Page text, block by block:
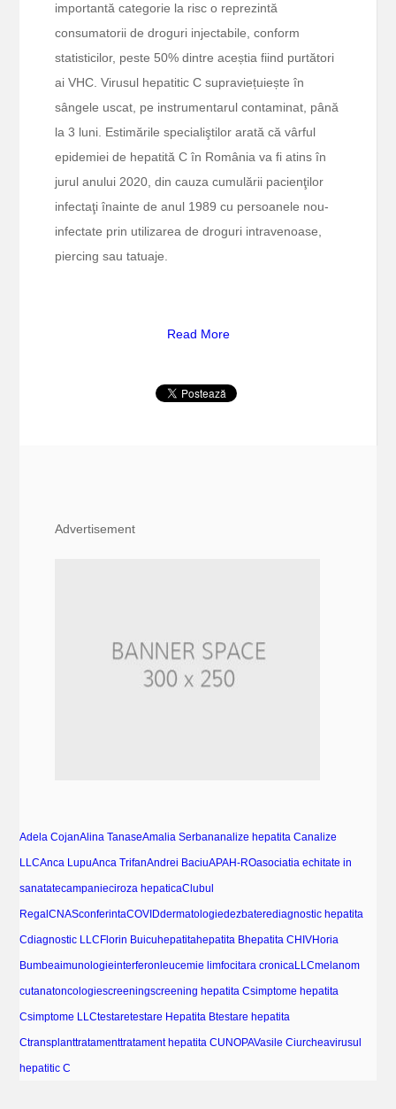
importantă categorie la risc o reprezintă
consumatorii de droguri injectabile, conform
statisticilor, peste 50% dintre aceștia fiind purtători
ai VHC. Virusul hepatitic C supraviețuiește în
sângele uscat, pe instrumentarul contaminat, până
la 3 luni. Estimările specialiştilor arată că vârful
epidemiei de hepatită C în România va fi atins în
jurul anului 2020, din cauza cumulării pacienţilor
infectaţi înainte de anul 1989 cu persoanele nou-
infectate prin utilizarea de droguri intravenoase,
piercing sau tatuaje.
Read More
Advertisement
Adela CojanAlina TanaseAmalia Serbananalize hepatita Canalize
LLCAnca LupuAnca TrifanAndrei BaciuAPAH-ROasociatia echitate in
sanatatecampanieciroza hepaticaClubul
RegalCNASconferintaCOVIDdermatologiedezbaterediagnostic hepatita
Cdiagnostic LLC Florin Buicuhepatitahepatita Bhepatita C HIVHoria
Bumbeaimunologieinterferon leucemie limfocitara cronicaLLCmelanom
cutanatoncologiescreeningscreening hepatita Csimptome hepatita
Csimptome LLCtestaretestare Hepatita Btestare hepatita
Ctransplanttratamenttratament hepatita CUNOPAVasile Ciurcheavirusul
hepatitic C